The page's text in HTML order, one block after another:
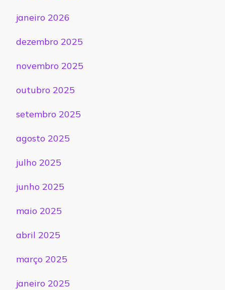
janeiro 2026
dezembro 2025
novembro 2025
outubro 2025
setembro 2025
agosto 2025
julho 2025
junho 2025
maio 2025
abril 2025
março 2025
janeiro 2025